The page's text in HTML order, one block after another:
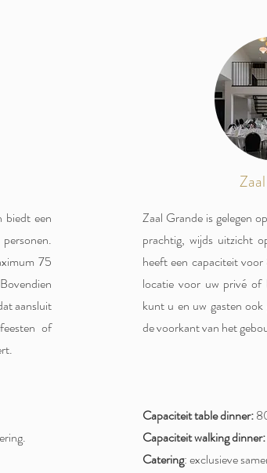
biedt een
75
aansluit
of
Zaal Grande is gelegen
prachtig, wijds uitzicht
heeft een capaciteit
locatie voor uw privé of
kunt u en uw gasten
de voorkant van het
Capaciteit table dinner:
Capaciteit walking dinner:
Catering: exclusieve